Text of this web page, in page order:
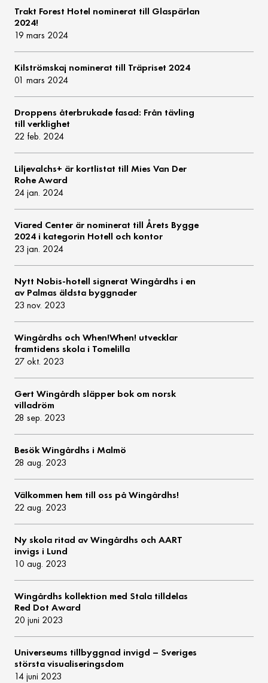
Trakt Forest Hotel nominerat till Glaspärlan
2024!
19 mars 2024
Kilströmskaj nominerat till Träpriset 2024
01 mars 2024
Droppens återbrukade fasad: Från tävling
till verklighet
22 feb. 2024
Liljevalchs+ är kortlistat till Mies Van Der
Rohe Award
24 jan. 2024
Viared Center är nominerat till Årets Bygge
2024 i kategorin Hotell och kontor
23 jan. 2024
Nytt Nobis-hotell signerat Wingårdhs i en
av Palmas äldsta byggnader
23 nov. 2023
Wingårdhs och When!When! utvecklar
framtidens skola i Tomelilla
27 okt. 2023
Gert Wingårdh släpper bok om norsk
villadröm
28 sep. 2023
Besök Wingårdhs i Malmö
28 aug. 2023
Välkommen hem till oss på Wingårdhs!
22 aug. 2023
Ny skola ritad av Wingårdhs och AART
invigs i Lund
10 aug. 2023
Wingårdhs kollektion med Stala tilldelas
Red Dot Award
20 juni 2023
Universeums tillbyggnad invigd – Sveriges
största visualiseringsdom
14 juni 2023